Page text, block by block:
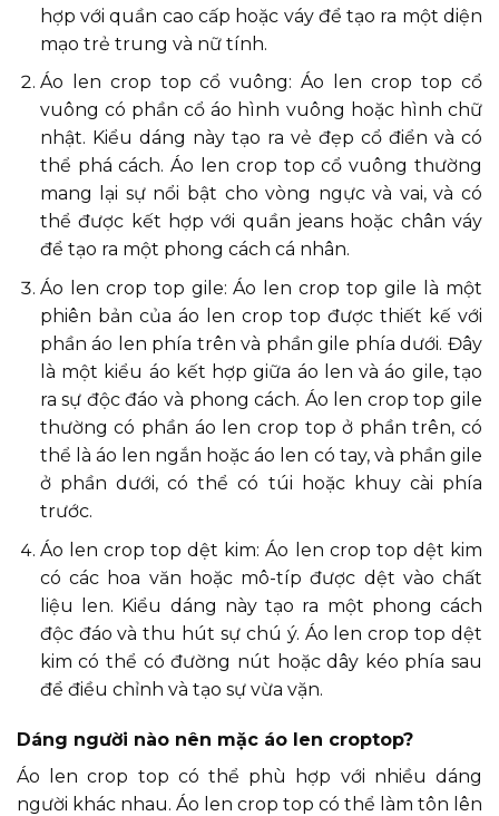
hợp với quần cao cấp hoặc váy để tạo ra một diện
mạo trẻ trung và nữ tính.
Áo len crop top cổ vuông: Áo len crop top cổ
vuông có phần cổ áo hình vuông hoặc hình chữ
nhật. Kiểu dáng này tạo ra vẻ đẹp cổ điển và có
thể phá cách. Áo len crop top cổ vuông thường
mang lại sự nổi bật cho vòng ngực và vai, và có
thể được kết hợp với quần jeans hoặc chân váy
để tạo ra một phong cách cá nhân.
Áo len crop top gile: Áo len crop top gile là một
phiên bản của áo len crop top được thiết kế với
phần áo len phía trên và phần gile phía dưới. Đây
là một kiểu áo kết hợp giữa áo len và áo gile, tạo
ra sự độc đáo và phong cách. Áo len crop top gile
thường có phần áo len crop top ở phần trên, có
thể là áo len ngắn hoặc áo len có tay, và phần gile
ở phần dưới, có thể có túi hoặc khuy cài phía
trước.
Áo len crop top dệt kim: Áo len crop top dệt kim
có các hoa văn hoặc mô-típ được dệt vào chất
liệu len. Kiểu dáng này tạo ra một phong cách
độc đáo và thu hút sự chú ý. Áo len crop top dệt
kim có thể có đường nút hoặc dây kéo phía sau
để điều chỉnh và tạo sự vừa vặn.
Dáng người nào nên mặc áo len croptop?
Áo len crop top có thể phù hợp với nhiều dáng
người khác nhau. Áo len crop top có thể làm tôn lên